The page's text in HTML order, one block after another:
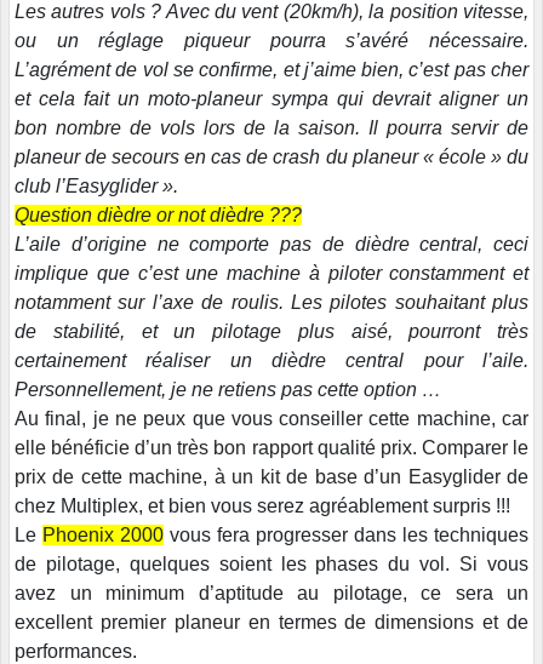
Les autres vols ? Avec du vent (20km/h), la position vitesse,
ou un réglage piqueur pourra s’avéré nécessaire.
L’agrément de vol se confirme, et j’aime bien, c’est pas cher
et cela fait un moto-planeur sympa qui devrait aligner un
bon nombre de vols lors de la saison. Il pourra servir de
planeur de secours en cas de crash du planeur « école » du
club l’Easyglider ».
Question dièdre or not dièdre ???
L’aile d’origine ne comporte pas de dièdre central, ceci
implique que c’est une machine à piloter constamment et
notamment sur l’axe de roulis. Les pilotes souhaitant plus
de stabilité, et un pilotage plus aisé, pourront très
certainement réaliser un dièdre central pour l’aile.
Personnellement, je ne retiens pas cette option …
Au final, je ne peux que vous conseiller cette machine, car
elle bénéficie d’un très bon rapport qualité prix. Comparer le
prix de cette machine, à un kit de base d’un Easyglider de
chez Multiplex, et bien vous serez agréablement surpris !!!
Le Phoenix 2000 vous fera progresser dans les techniques
de pilotage, quelques soient les phases du vol. Si vous
avez un minimum d’aptitude au pilotage, ce sera un
excellent premier planeur en termes de dimensions et de
performances.